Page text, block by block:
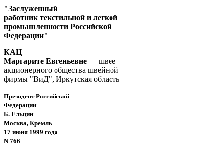
"Заслуженный
работник текстильной и легкой
промышленности Российской
Федерации"
КАЦ
Маргарите Евгеньевне — швее
акционерного общества швейной
фирмы "ВиД", Иркутская область
Президент Российской
Федерации
Б. Ельцин
Москва, Кремль
17 июня 1999 года
N 766